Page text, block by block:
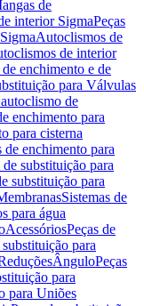
de
interior SigmaPeças
Autoclismos de
de interior
enchimento e de
para Válvulas
de
enchimento para
para cisterna
enchimento para
de substituição para
substituição para
Sistemas de
para água
AcessóriosPeças de
substituição para
ÂnguloPeças
para
para Uniões